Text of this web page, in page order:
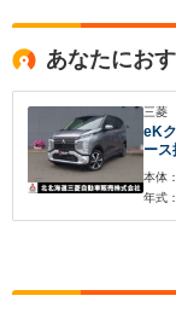
あなたにお
三菱
eK
ー
ラ
定中
本体：
年式：